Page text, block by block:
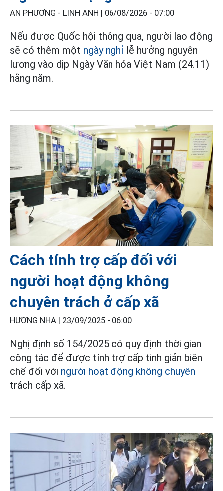
AN PHƯƠNG - LINH ANH | 06/08/2026 - 07:00
Nếu được Quốc hội thông qua, người lao động
sẽ có thêm một ngày nghỉ lễ hưởng nguyên
lương vào dịp Ngày Văn hóa Việt Nam (24.11)
hằng năm.
Cách tính trợ cấp đối với
người hoạt động không
chuyên trách ở cấp xã
HƯƠNG NHA | 23/09/2025 - 06:00
Nghị định số 154/2025 có quy định thời gian
công tác để được tính trợ cấp tinh giản biên
chế đối với người hoạt động không chuyên
trách cấp xã.